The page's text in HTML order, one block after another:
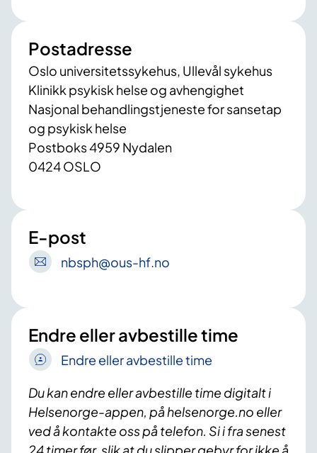
Postadresse
Oslo universitetssykehus, Ullevål sykehus
Klinikk psykisk helse og avhengighet
Nasjonal behandlingstjeneste for sansetap
og psykisk helse
Postboks 4959 Nydalen
0424 OSLO
E-post
nbsph@ous-hf .no
Endre eller avbestille time
Endre eller avbestille time
Du kan endre eller avbestille time digitalt i
Helsenorge-appen, på helsenorge.no eller
ved å kontakte oss på telefon. Si i fra senest